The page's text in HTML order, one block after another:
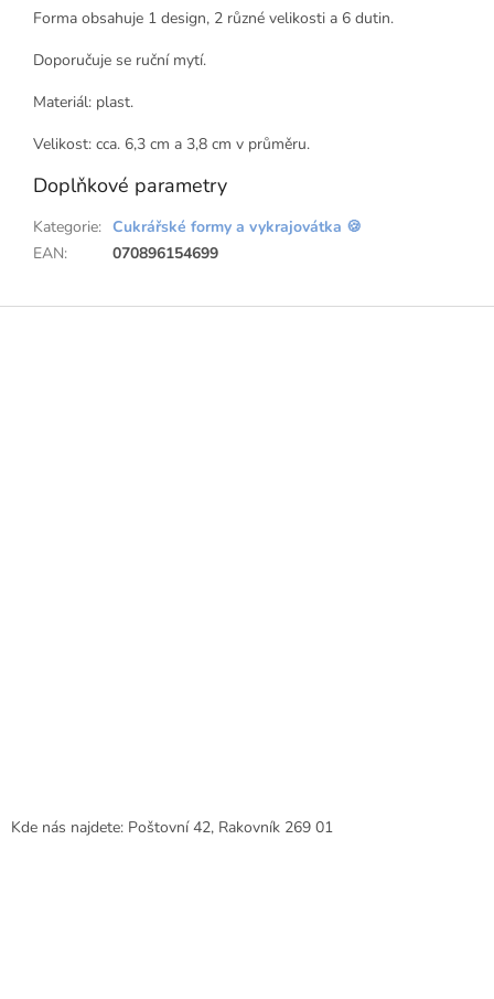
Forma obsahuje 1 design, 2 různé velikosti a 6 dutin.
Doporučuje se ruční mytí.
Materiál: plast.
Velikost: cca. 6,3 cm a 3,8 cm v průměru.
Doplňkové parametry
Kategorie: Cukrářské formy a vykrajovátka 🍪
EAN: 070896154699
Z
Kde nás najdete: Poštovní 42, Rakovník 269 01